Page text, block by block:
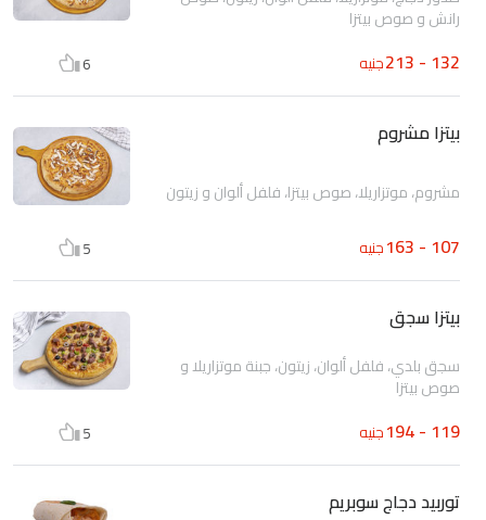
رانش و صوص بيتزا
132 - 213 جنيه 6
بيتزا مشروم
مشروم، موتزاريلا، صوص بيتزا، فلفل ألوان و زيتون
107 - 163 جنيه 5
بيتزا سجق
سجق بلدي، فلفل ألوان، زيتون، جبنة موتزاريلا و
صوص بيتزا
119 - 194 جنيه 5
توربيد دجاج سوبريم